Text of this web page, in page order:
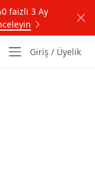
faizli 3 Ay
Giriş / Üyelik